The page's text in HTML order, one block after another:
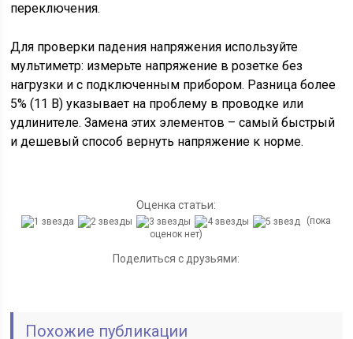
переключения.
Для проверки падения напряжения используйте
мультиметр: измерьте напряжение в розетке без
нагрузки и с подключенным прибором. Разница более
5% (11 В) указывает на проблему в проводке или
удлинителе. Замена этих элементов – самый быстрый
и дешевый способ вернуть напряжение к норме.
Оценка статьи:
(пока
оценок нет)
Поделиться с друзьями:
Похожие публикации